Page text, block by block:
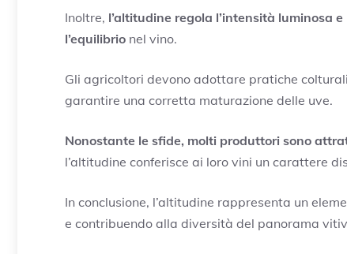
Inoltre, l’altitudine regola l’intensità luminosa
l’equilibrio nel vino.
Gli agricoltori devono adottare pratiche
garantire una corretta maturazione delle uve.
Nonostante le sfide, molti produttori sono
l’altitudine conferisce ai loro vini un carattere
In conclusione, l’altitudine rappresenta un
e contribuendo alla diversità del panorama